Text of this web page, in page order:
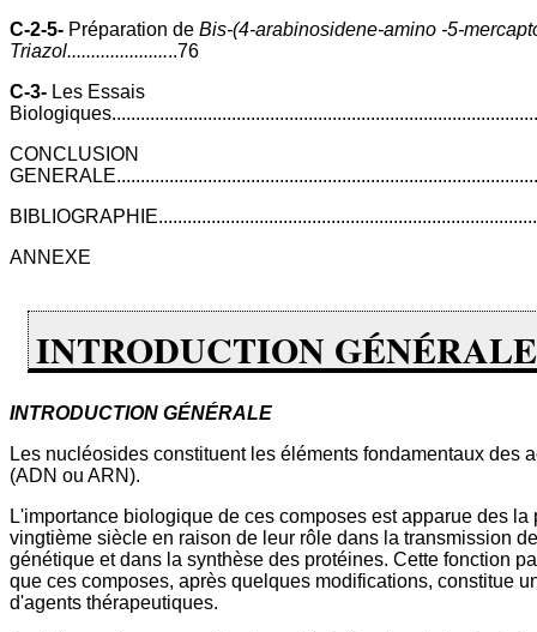
C-2-5- Préparation de Bis-(4-arabinosidene-amino -5-
Triazol.......................76
C-3- Les Essais
CONCLUSION
ANNEXE
INTRODUCTION GÉNÉRALE
INTRODUCTION GÉNÉRALE
Les nucléosides constituent les éléments fondamentaux des
(ADN ou ARN).
L'importance biologique de ces composes est apparue des la
vingtième siècle en raison de leur rôle dans la transmission
génétique et dans la synthèse des protéines. Cette fonction
que ces composes, après quelques modifications, constitue
d'agents thérapeutiques.